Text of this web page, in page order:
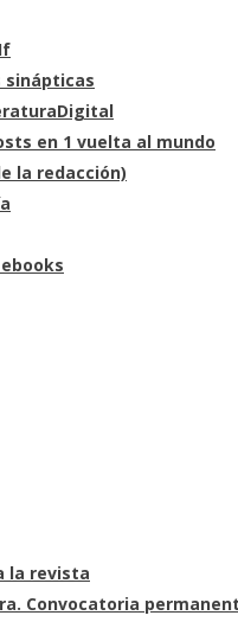
sinápticas
en 1 vuelta al mundo
la redacción)
la revista
Convocatoria